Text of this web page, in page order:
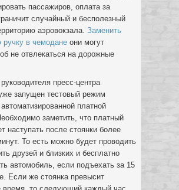
пассажиров, оплата за
случайный и бесполезный
аэровокзала. Заменить
в чемодане они могут
не отвлекаться на дорожные
пресс-центра
запущен тестовый режим
платной
заметить, что платный
наступать после стоянки более
То есть можно будет проводить
друзей и близких и бесплатно
автомобиль, если подъехать за 15
Если же стоянка превысит